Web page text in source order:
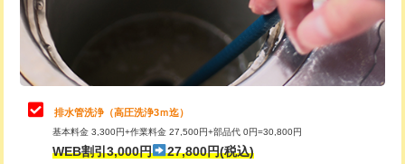
排水管工事（土の掘削・埋め戻し作
業）
11,000円~
排水管工事（排水管工事/3ｍまで） 55,000円
排水管工事（追加 排水管工事/3ｍ超
え）
マス交換（土の掘削・埋め戻し作業）
止水・漏水調査・防水処理・清掃・修
理・調整・分解・加工など（軽作業）
11,000円
止水・漏水調査・防水処理・清掃・修
理・調整・分解・加工など（中作業）
22,000円
止水・漏水調査・防水処理・清掃・修
理・調整・分解・加工など（重作業）
33,000円
排水管洗浄（高圧洗浄3ｍ迄）
基本料金 3,300円+作業料金 27,500円+部品代 0円=30,800円
WEB割引3,000円 27,800円(税込)